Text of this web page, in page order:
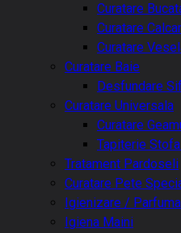
Curatare
Curatare Calcar
Curatare
Curatare Baie
Desfundare
Curatare Universala
Curatare
Tapiterie
Tratament Pardoseli
Curatare Pete
Igienizare /
Igiena Maini